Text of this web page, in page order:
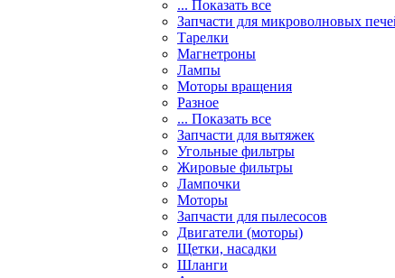
... Показать все
Запчасти для микроволновых
Тарелки
Магнетроны
Лампы
Моторы вращения
Разное
... Показать все
Запчасти для вытяжек
Угольные фильтры
Жировые фильтры
Лампочки
Моторы
Запчасти для пылесосов
Двигатели (моторы)
Щетки, насадки
Шланги